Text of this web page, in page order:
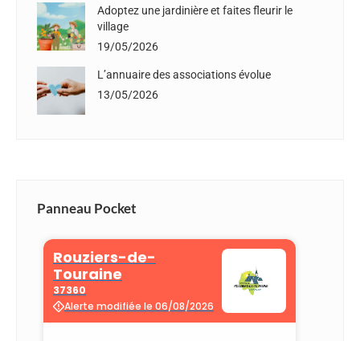
Adoptez une jardinière et faites fleurir le
village
19/05/2026
L’annuaire des associations évolue
13/05/2026
Panneau Pocket